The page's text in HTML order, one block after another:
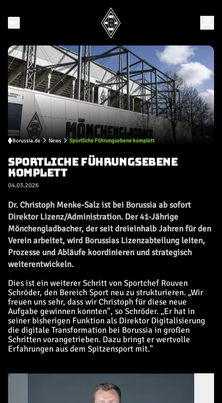
Borussia.de News Sportliche Führungsebene komplett
SPORTLICHE FÜHRUNGSEBENE
KOMPLETT
04.03.2026
Dr. Christoph Menke-Salz ist bei Borussia ab sofort
Direktor Lizenz/Administration. Der 41-Jährige
Mönchengladbacher, der seit dreieinhalb Jahren für den
Verein arbeitet, wird Borussias Lizenzabteilung leiten,
Prozesse und Abläufe koordinieren und strategisch
weiterentwickeln.
Dies ist ein weiterer Schritt von Sportchef Rouven
Schröder, den Bereich Sport neu zu strukturieren. „Wir
freuen uns sehr, dass wir Christoph für diese neue
Aufgabe gewinnen konnten", so Schröder. „Er hat in
seiner bisherigen Funktion als Direktor Digitalisierung
die digitale Transformation bei Borussia in großen
Schritten vorangetrieben. Dazu bringt er wertvolle
Erfahrungen aus dem Spitzensport mit."